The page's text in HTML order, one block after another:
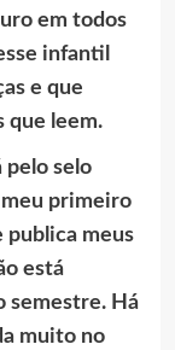
em todos
infantil
e que
que leem.
pelo selo
primeiro
publica meus
está
semestre. Há
muito no